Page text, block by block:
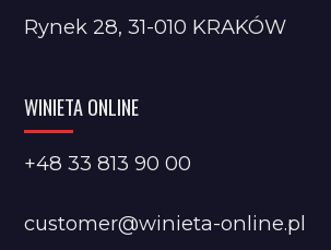
Rynek 28, 31-010 KRAKÓW
WINIETA ONLINE
+48 33 813 90 00
customer@winieta-online.pl